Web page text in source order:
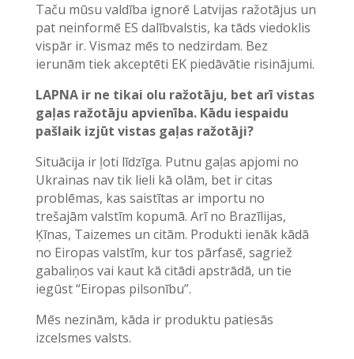
Taču mūsu valdība ignorē Latvijas ražotājus un
pat neinformē ES dalībvalstis, ka tāds viedoklis
vispār ir. Vismaz mēs to nedzirdam. Bez
ierunām tiek akceptēti EK piedāvātie risinājumi.
LAPNA ir ne tikai olu ražotāju, bet arī vistas
gaļas ražotāju apvienība. Kādu iespaidu
pašlaik izjūt vistas gaļas ražotāji?
Situācija ir ļoti līdzīga. Putnu gaļas apjomi no
Ukrainas nav tik lieli kā olām, bet ir citas
problēmas, kas saistītas ar importu no
trešajām valstīm kopumā. Arī no Brazīlijas,
Ķīnas, Taizemes un citām. Produkti ienāk kādā
no Eiropas valstīm, kur tos pārfasē, sagriež
gabaliņos vai kaut kā citādi apstrādā, un tie
iegūst “Eiropas pilsonību”.
Mēs nezinām, kāda ir produktu patiesās
izcelsmes valsts.